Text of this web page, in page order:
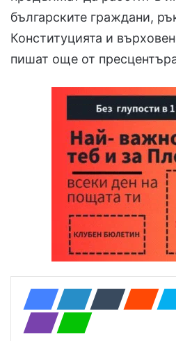
българските граждани,
Конституцията и
пишат още от